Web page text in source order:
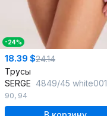
-24%
18.39 $24.14
Трусы
SERGE 4849/45 white001
90, 94